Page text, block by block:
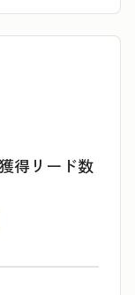
得リード数